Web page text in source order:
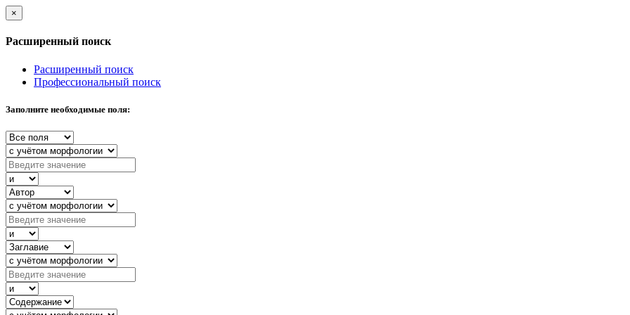
×
Расширенный поиск
Расширенный поиск
Профессиональный поиск
Заполните необходимые поля: